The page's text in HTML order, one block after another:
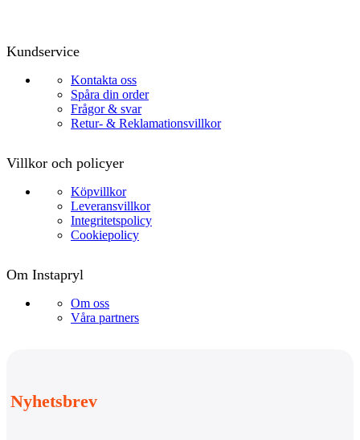
Kundservice
Kontakta oss
Spåra din order
Frågor & svar
Retur- & Reklamationsvillkor
Villkor och policyer
Köpvillkor
Leveransvillkor
Integritetspolicy
Cookiepolicy
Om Instapryl
Om oss
Våra partners
Nyhetsbrev